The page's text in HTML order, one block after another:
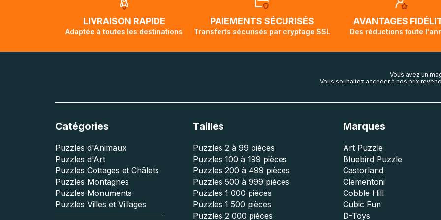
LIVRAISON RAPIDE
Adaptée à toutes les destinations
PAIEMENTS SÉCURISÉS
Transferts sécurisés par cryptage SSL
AVANTAGES
Des réductions toute
Vous avez un
Vous souhaitez accéder à nos prix
Catégories
Puzzles d'Animaux
Puzzles d'Art
Puzzles Cottages et Châlets
Puzzles Montagnes
Puzzles Monuments
Puzzles Villes et Villages
Tailles
Puzzles 2 à 99 pièces
Puzzles 100 à 199 pièces
Puzzles 200 à 499 pièces
Puzzles 500 à 999 pièces
Puzzles 1 000 pièces
Puzzles 1 500 pièces
Puzzles 2 000 pièces
Marques
Art Puzzle
Bluebird Puzzle
Castorland
Clementoni
Cobble Hill
Cubic Fun
D-Toys